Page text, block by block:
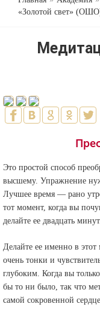
«Золотой свет»
Это простой способ
высшему. Упражнение
Лучшее время — рано
тот момент, когда вы
делайте ее двадцать
Делайте ее именно в этот
очень тонки и
глубоким. Когда вы
бы то ни было, так что
самой сокровенной